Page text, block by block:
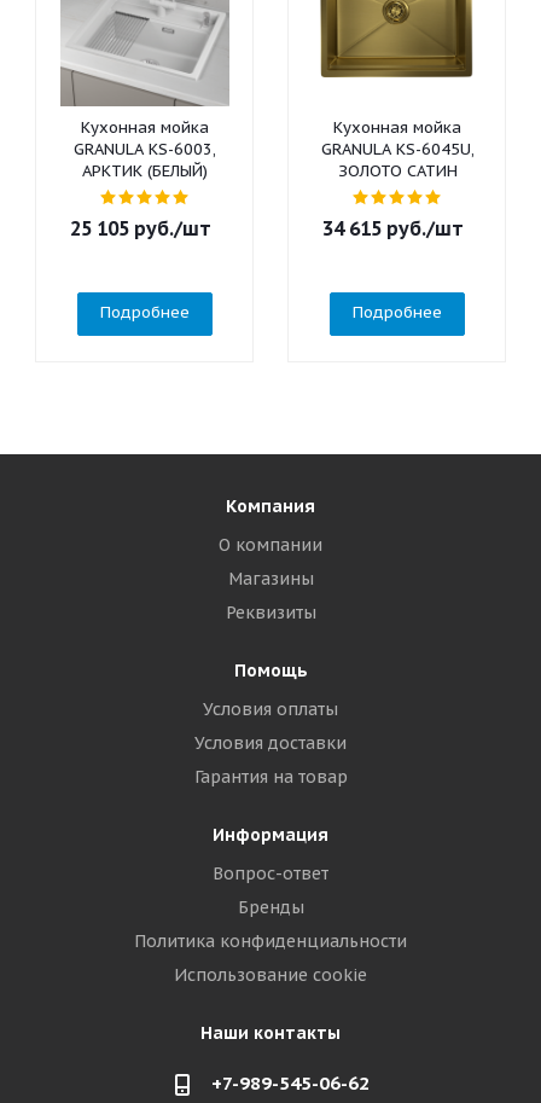
Кухонная мойка
GRANULA KS-6003,
АРКТИК (БЕЛЫЙ)
25 105 руб./шт
Подробнее
Кухонная мойка
GRANULA KS-6045U,
ЗОЛОТО САТИН
34 615 руб./шт
Подробнее
Компания
О компании
Магазины
Реквизиты
Помощь
Условия оплаты
Условия доставки
Гарантия на товар
Информация
Вопрос-ответ
Бренды
Политика конфиденциальности
Использование cookie
Наши контакты
+7-989-545-06-62